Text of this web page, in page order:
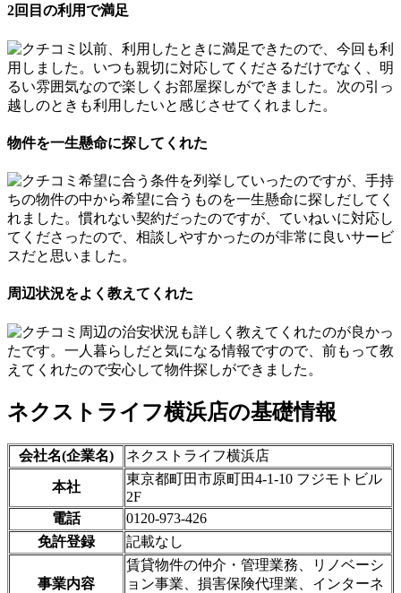
2回目の利用で満足
以前、利用したときに満足できたので、今回も利
用しました。いつも親切に対応してくださるだけでなく、明
るい雰囲気なので楽しくお部屋探しができました。次の引っ
越しのときも利用したいと感じさせてくれました。
物件を一生懸命に探してくれた
希望に合う条件を列挙していったのですが、手持
ちの物件の中から希望に合うものを一生懸命に探しだしてく
れました。慣れない契約だったのですが、ていねいに対応し
てくださったので、相談しやすかったのが非常に良いサービ
スだと思いました。
周辺状況をよく教えてくれた
周辺の治安状況も詳しく教えてくれたのが良かっ
たです。一人暮らしだと気になる情報ですので、前もって教
えてくれたので安心して物件探しができました。
ネクストライフ横浜店の基礎情報
会社名(企業名) ネクストライフ横浜店
本社
東京都町田市原町田4-1-10 フジモトビル
2F
電話
0120-973-426
免許登録
記載なし
事業内容
賃貸物件の仲介・管理業務、リノベーシ
ョン事業、損害保険代理業、インターネ